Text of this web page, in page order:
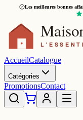
Les meilleures bonnes
AccueilCatalogue
Catégories
PromotionsContact